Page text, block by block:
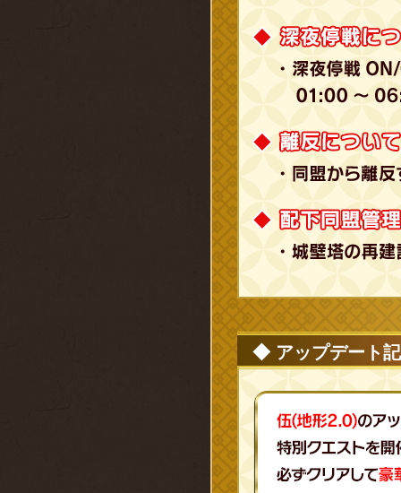
◆ アップデート